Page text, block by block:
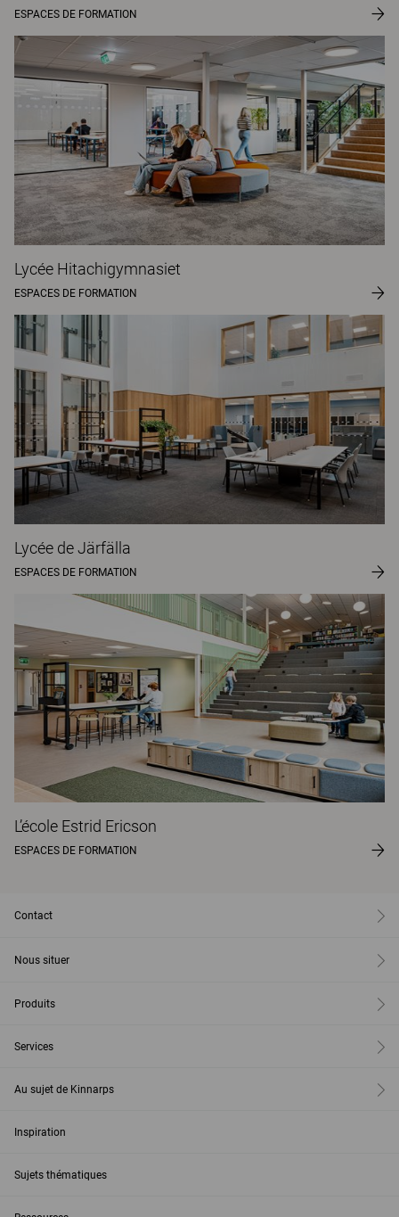
ESPACES DE FORMATION
Lycée Hitachigymnasiet
ESPACES DE FORMATION
Lycée de Järfälla
ESPACES DE FORMATION
L’école Estrid Ericson
ESPACES DE FORMATION
Contact
Nous situer
Produits
Services
Au sujet de Kinnarps
Inspiration
Sujets thématiques